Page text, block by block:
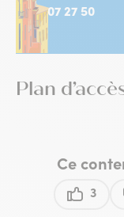
07 27 50
Plan
Ce
3